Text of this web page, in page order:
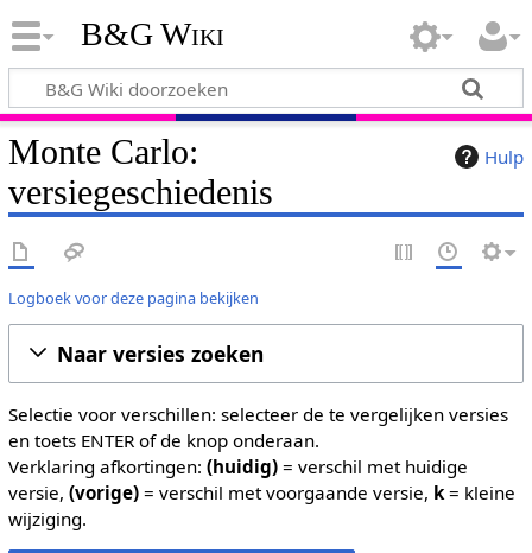
B&G Wiki
Hulp
Monte Carlo:
versiegeschiedenis
Logboek voor deze pagina bekijken
Naar versies zoeken
Selectie voor verschillen: selecteer de te vergelijken versies
en toets ENTER of de knop onderaan.
Verklaring afkortingen: (huidig)= verschil met huidige
versie, (vorige)= verschil met voorgaande versie, k= kleine
wijziging.